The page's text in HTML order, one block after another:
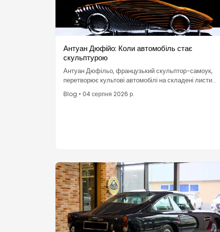
Антуан Дюфійо: Коли автомобіль стає
скульптурою
Антуан Дюфільо, французький скульптор-самоук,
перетворює культові автомобілі на складені листи
обходите їх — автомобіль, представлений як
Blog • 04 серпня 2026 р.